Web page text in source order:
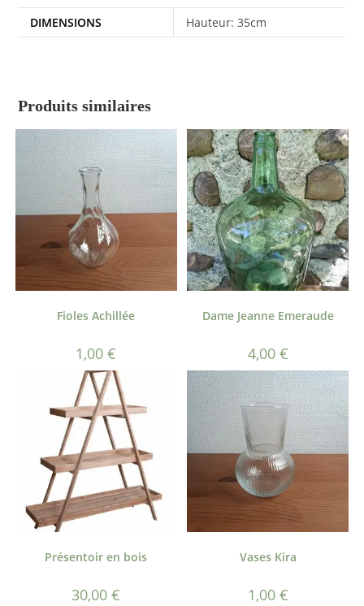
DIMENSIONS Hauteur: 35cm
Produits similaires
Fioles Achillée
1,00€
Dame Jeanne Emeraude
4,00 €
Présentoir en bois
30,00€
Vases Kira
1,00 €